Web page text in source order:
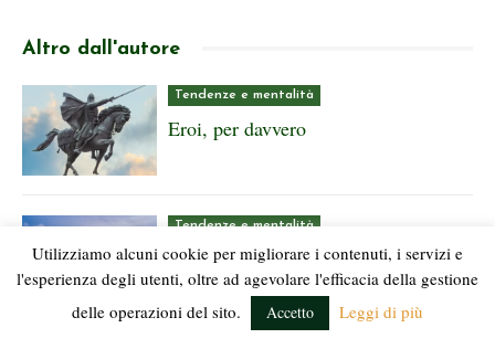
Altro dall'autore
Tendenze e mentalità
Eroi, per davvero
Tendenze e mentalità
Silenzio, fonte inesauribile di
armonia
Utilizziamo alcuni cookie per migliorare i contenuti, i servizi e
l'esperienza degli utenti, oltre ad agevolare l'efficacia della gestione
delle operazioni del sito.
Accetto Leggi di più